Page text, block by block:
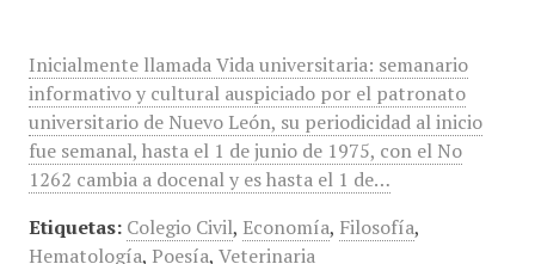
Inicialmente llamada Vida universitaria: semanario
informativo y cultural auspiciado por el patronato
universitario de Nuevo León, su periodicidad al inicio
fue semanal, hasta el 1 de junio de 1975, con el No
1262 cambia a docenal y es hasta el 1 de…
Etiquetas: Colegio Civil, Economía, Filosofía,
Hematología, Poesía, Veterinaria